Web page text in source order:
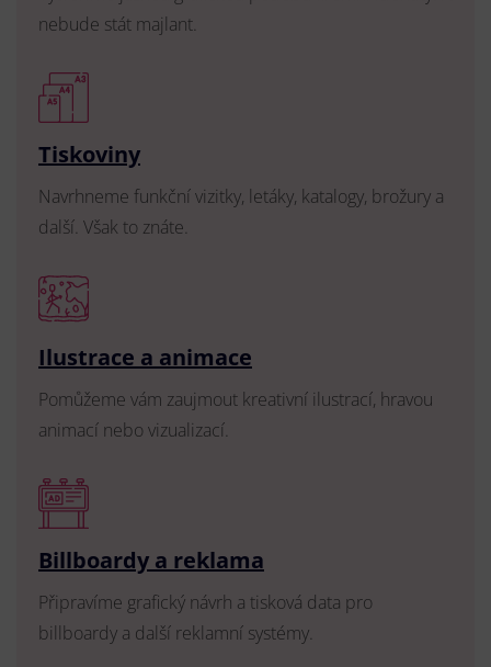
nebude stát majlant.
Tiskoviny
Navrhneme funkční vizitky, letáky, katalogy, brožury a
další. Však to znáte.
Ilustrace a animace
Pomůžeme vám zaujmout kreativní ilustrací, hravou
animací nebo vizualizací.
Billboardy a reklama
Připravíme grafický návrh a tisková data pro
billboardy a další reklamní systémy.